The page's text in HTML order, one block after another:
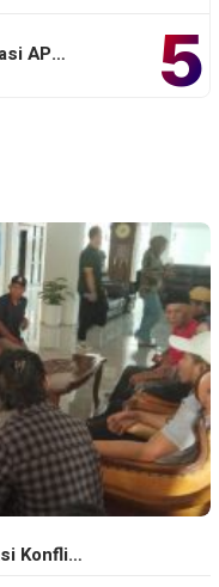
5
AP…
Konfli…